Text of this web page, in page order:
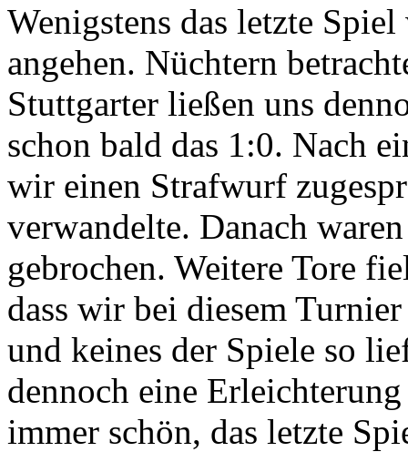
Wenigstens das letzte
angehen. Nüchtern
Stuttgarter ließen uns
schon bald das 1:0. Nach
wir einen Strafwurf
verwandelte. Danach
gebrochen. Weitere Tore
dass wir bei diesem
und keines der Spiele so
dennoch eine
immer schön, das letzte